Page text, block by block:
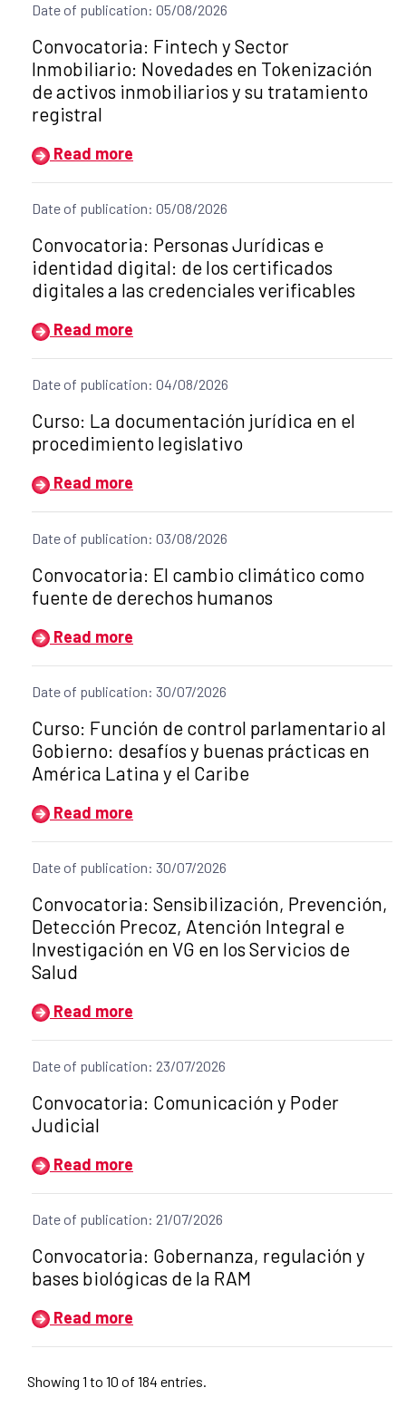
Date of publication: 05/08/2026
Title of the announcement:
Convocatoria: Fintech y Sector
Inmobiliario: Novedades en Tokenización
de activos inmobiliarios y su tratamiento
registral
Read more
Date of publication: 05/08/2026
Title of the announcement:
Convocatoria: Personas Jurídicas e
identidad digital: de los certificados
digitales a las credenciales verificables
Read more
Date of publication: 04/08/2026
Title of the announcement:
Curso: La documentación jurídica en el
procedimiento legislativo
Read more
Date of publication: 03/08/2026
Title of the announcement:
Convocatoria: El cambio climático como
fuente de derechos humanos
Read more
Date of publication: 30/07/2026
Title of the announcement:
Curso: Función de control parlamentario al
Gobierno: desafíos y buenas prácticas en
América Latina y el Caribe
Read more
Date of publication: 30/07/2026
Title of the announcement:
Convocatoria: Sensibilización, Prevención,
Detección Precoz, Atención Integral e
Investigación en VG en los Servicios de
Salud
Read more
Date of publication: 23/07/2026
Title of the announcement:
Convocatoria: Comunicación y Poder
Judicial
Read more
Date of publication: 21/07/2026
Title of the announcement:
Convocatoria: Gobernanza, regulación y
bases biológicas de la RAM
Read more
Showing 1 to 10 of 184 entries.